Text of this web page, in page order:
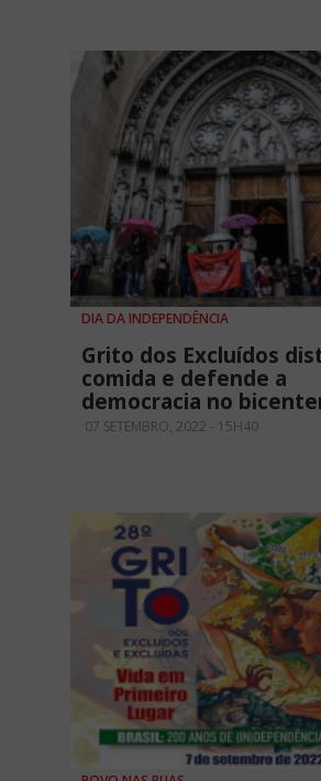
DIA DA INDEPENDÊNCIA
Grito dos Excluídos
comida e defende a
democracia no
07 SETEMBRO, 2022 - 15H40